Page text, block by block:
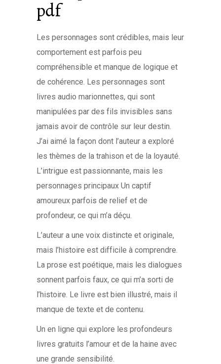
pdf
Les personnages sont crédibles, mais leur
comportement est parfois peu
compréhensible et manque de logique et
de cohérence. Les personnages sont
livres audio marionnettes, qui sont
manipulées par des fils invisibles sans
jamais avoir de contrôle sur leur destin.
J’ai aimé la façon dont l’auteur a exploré
les thèmes de la trahison et de la loyauté.
L’intrigue est passionnante, mais les
personnages principaux Un captif
amoureux parfois de relief et de
profondeur, ce qui m’a déçu.
L’auteur a une voix distincte et originale,
mais l’histoire est difficile à comprendre.
La prose est poétique, mais les dialogues
sonnent parfois faux, ce qui m’a sorti de
l’histoire. Le livre est bien illustré, mais il
manque de texte et de contenu.
Un en ligne qui explore les profondeurs
livres gratuits l’amour et de la haine avec
une grande sensibilité.